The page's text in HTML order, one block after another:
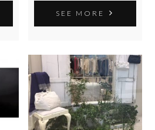
SEE MORE